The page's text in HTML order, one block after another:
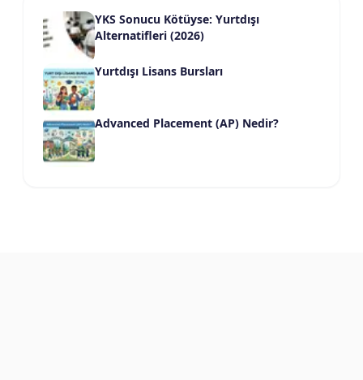
YKS Sonucu Kötüyse: Yurtdışı
Alternatifleri (2026)
Yurtdışı Lisans Bursları
Advanced Placement (AP) Nedir?